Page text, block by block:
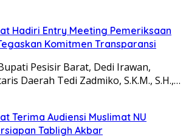
Hadiri Entry Meeting Pemeriksaan
Komitmen Transparansi
Pesisir Barat, Dedi Irawan,
Daerah Tedi Zadmiko, S.K.M., S.H.,…
Terima Audiensi Muslimat NU
Tabligh Akbar